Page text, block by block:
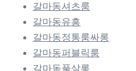
갈마동셔츠룸
갈마동유흥
갈마동정통룸싸롱
갈마동퍼블릭룸
갈마동풀살롱